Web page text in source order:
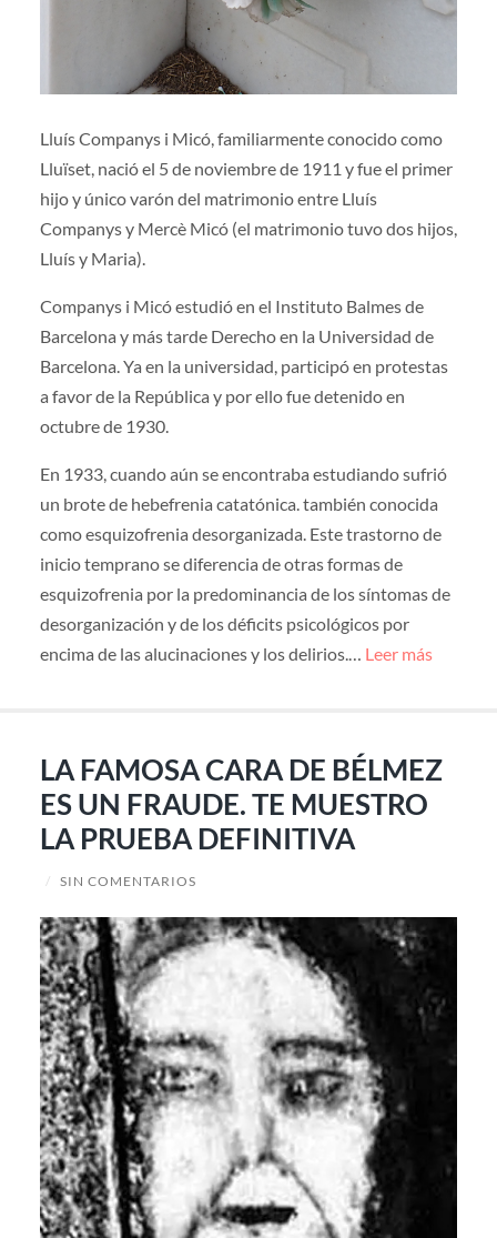
Lluís Companys i Micó, familiarmente conocido como
Lluïset, nació el 5 de noviembre de 1911 y fue el primer
hijo y único varón del matrimonio entre Lluís
Companys y Mercè Micó (el matrimonio tuvo dos hijos,
Lluís y Maria).
Companys i Micó estudió en el Instituto Balmes de
Barcelona y más tarde Derecho en la Universidad de
Barcelona. Ya en la universidad, participó en protestas
a favor de la República y por ello fue detenido en
octubre de 1930.
En 1933, cuando aún se encontraba estudiando sufrió
un brote de hebefrenia catatónica. también conocida
como esquizofrenia desorganizada. Este trastorno de
inicio temprano se diferencia de otras formas de
esquizofrenia por la predominancia de los síntomas de
desorganización y de los déficits psicológicos por
encima de las alucinaciones y los delirios.… Leer más
LA FAMOSA CARA DE BÉLMEZ
ES UN FRAUDE. TE MUESTRO
LA PRUEBA DEFINITIVA
/ SIN COMENTARIOS